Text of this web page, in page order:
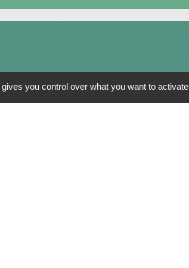
you control over what you want to activate